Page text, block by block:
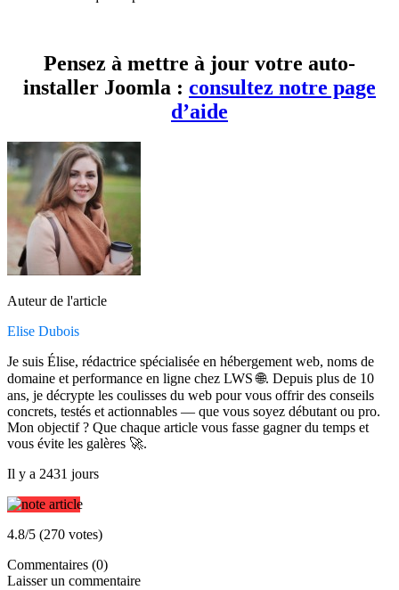
Pensez à mettre à jour votre auto-
installer Joomla : consultez notre page
d’aide
Auteur de l'article
Elise Dubois
Je suis Élise, rédactrice spécialisée en hébergement web, noms de
domaine et performance en ligne chez LWS 🌐. Depuis plus de 10
ans, je décrypte les coulisses du web pour vous offrir des conseils
concrets, testés et actionnables — que vous soyez débutant ou pro.
Mon objectif ? Que chaque article vous fasse gagner du temps et
vous évite les galères 🚀.
Il y a 2431 jours
4.8/5 (270 votes)
Commentaires (0)
Laisser un commentaire